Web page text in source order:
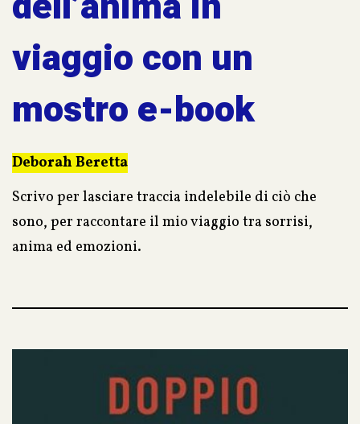
viaggio con un
mostro e-book
Deborah Beretta
Scrivo per lasciare traccia indelebile di ciò che
sono, per raccontare il mio viaggio tra sorrisi,
anima ed emozioni.
volo radente sul cuore a raccogliere emozioni,
sentimenti e sensazioni.
Per avere sempre il sorriso, la speranza.